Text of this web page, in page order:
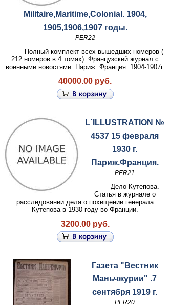
Militaire,Maritime,Colonial. 1904,
1905,1906,1907 годы.
PER22
Полный комплект всех вышедших номеров (
212 номеров в 4 томах). Французский журнал с
военными новостями. Париж. Франция: 1904-1907г.
40000.00 руб.
L`ILLUSTRATION №
4537 15 февраля
1930 г.
Париж.Франция.
PER21
Дело Кутепова.
Статья в журнале о
расследовании дела о похищении генерала
Кутепова в 1930 году во Франции.
3200.00 руб.
Газета "Вестник
Маньчжурии" .7
сентября 1919 г.
PER20